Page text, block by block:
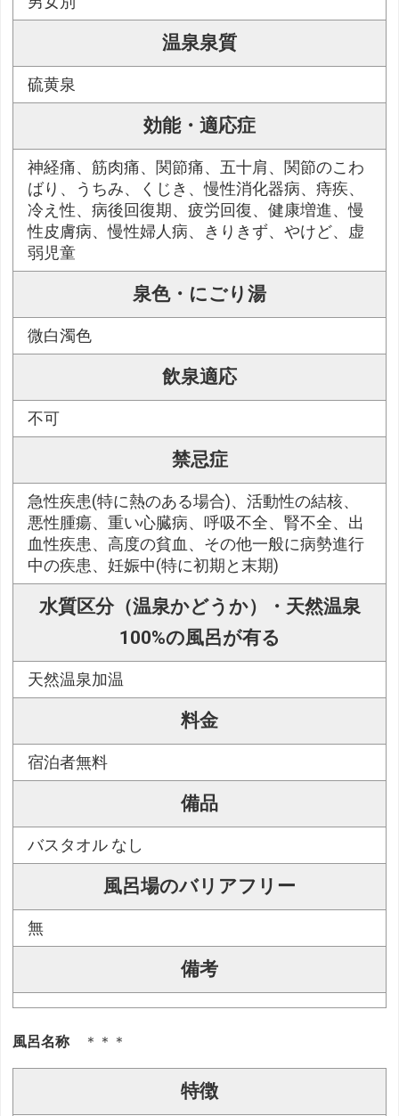
温泉泉質
硫黄泉
効能・適応症
神経痛、筋肉痛、関節痛、五十肩、関節のこわ
ばり、うちみ、くじき、慢性消化器病、痔疾、
冷え性、病後回復期、疲労回復、健康増進、慢
性皮膚病、慢性婦人病、きりきず、やけど、虚
弱児童
泉色・にごり湯
微白濁色
飲泉適応
不可
禁忌症
急性疾患(特に熱のある場合)、活動性の結核、
悪性腫瘍、重い心臓病、呼吸不全、腎不全、出
血性疾患、高度の貧血、その他一般に病勢進行
中の疾患、妊娠中(特に初期と末期)
水質区分（温泉かどうか）・天然温泉
100%の風呂が有る
天然温泉加温
料金
宿泊者無料
備品
バスタオル なし
風呂場のバリアフリー
無
備考
風呂名称 ＊＊＊
特徴